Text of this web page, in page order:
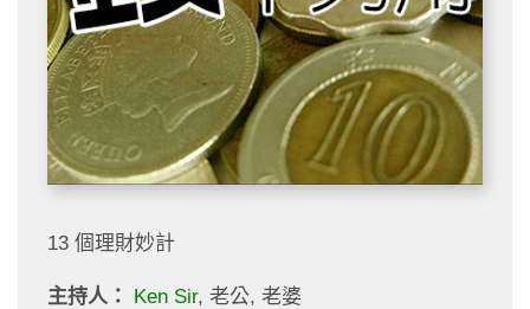
13 個理財妙計
主持人： Ken Sir, 老公, 老婆